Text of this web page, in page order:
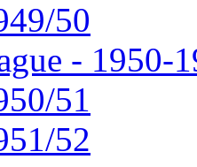
50
- 1950-
51
52